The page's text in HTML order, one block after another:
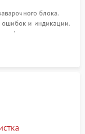
блока.
ошибок и индикации.
на слух.
для выявления